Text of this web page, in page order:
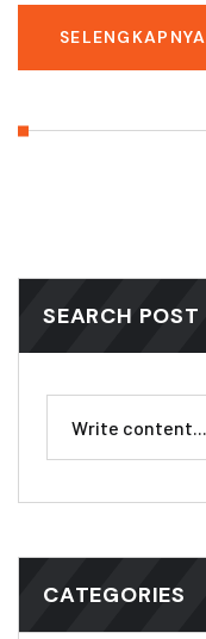
SELENGKAPNYA
SEARCH POST
CATEGORIES